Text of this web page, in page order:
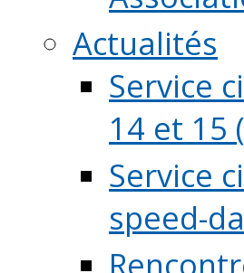
Actualités
Service
14 et 15
Service
speed-